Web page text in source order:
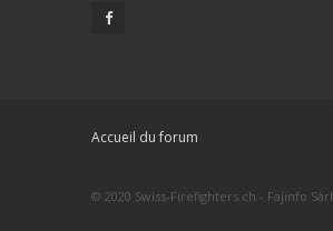
Accueil du forum
© 2020 Swiss-Firefighters.ch - Fajinfo Sàrl